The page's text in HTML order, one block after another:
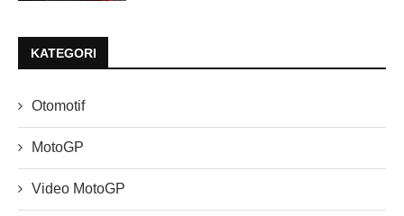
KATEGORI
Otomotif
MotoGP
Video MotoGP